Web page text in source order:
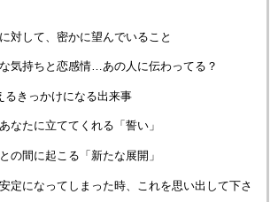
対して、密かに望んでいること
気持ちと恋感情…あの人に伝わってる？
るきっかけになる出来事
なたに立ててくれる「誓い」
の間に起こる「新たな展開」
定になってしまった時、これを思い出して下さ